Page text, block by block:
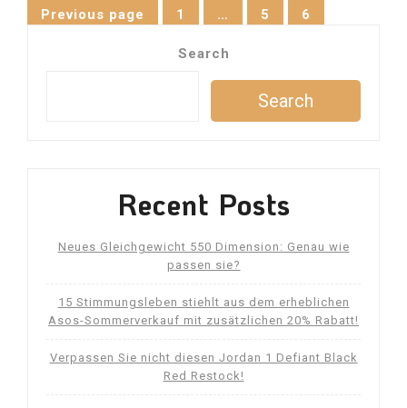
Posts
Previous page Page
1 … Page
5 Page
6
Search
Search
Recent Posts
Neues Gleichgewicht 550 Dimension: Genau wie
passen sie?
15 Stimmungsleben stiehlt aus dem erheblichen
Asos-Sommerverkauf mit zusätzlichen 20% Rabatt!
Verpassen Sie nicht diesen Jordan 1 Defiant Black
Red Restock!